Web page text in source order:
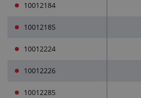
10012184
10012185
10012224
10012226
10012285